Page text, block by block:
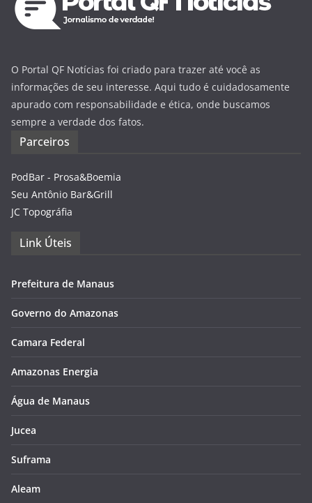
O Portal QF Notícias foi criado para trazer até você as
informações de seu interesse. Aqui tudo é cuidadosamente
apurado com responsabilidade e ética, onde buscamos
sempre a verdade dos fatos.
Parceiros
PodBar - Prosa&Boemia
Seu Antônio Bar&Grill
JC Topográfia
Link Úteis
Prefeitura de Manaus
Governo do Amazonas
Camara Federal
Amazonas Energia
Água de Manaus
Jucea
Suframa
Aleam